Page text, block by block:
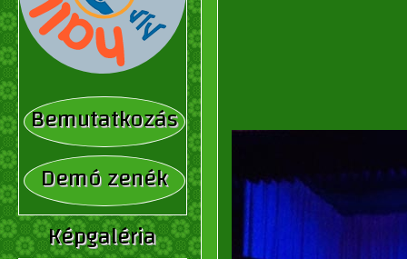
Bemutatkozás
Demó zenék
Képgaléria